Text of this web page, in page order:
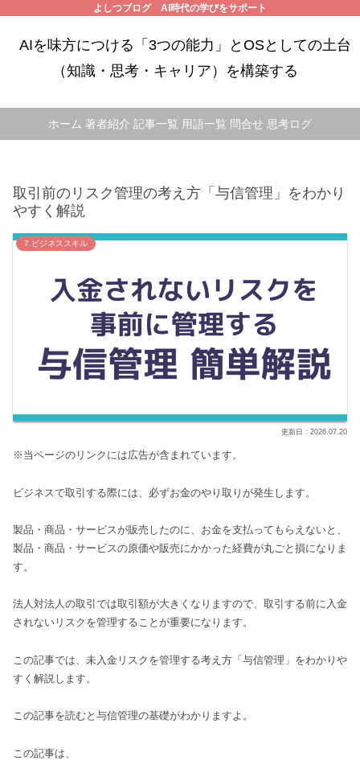
よしつブログ AI時代の学びをサポート
AIを味方につける「3つの能力」とOSとしての土台
（知識・思考・キャリア）を構築する
ホーム 著者紹介 記事一覧 用語一覧 問合せ 思考ログ
取引前のリスク管理の考え方「与信管理」をわかり
やすく解説
7.ビジネススキル
2026.07.20
※当ページのリンクには広告が含まれています。
ビジネスで取引する際には、必ずお金のやり取りが発生します。
製品・商品・サービスが販売したのに、お金を支払ってもらえないと、
製品・商品・サービスの原価や販売にかかった経費が丸ごと損になりま
す。
法人対法人の取引では取引額が大きくなりますので、取引する前に入金
されないリスクを管理することが重要になります。
この記事では、未入金リスクを管理する考え方「与信管理」をわかりや
すく解説します。
この記事を読むと与信管理の基礎がわかりますよ。
この記事は、